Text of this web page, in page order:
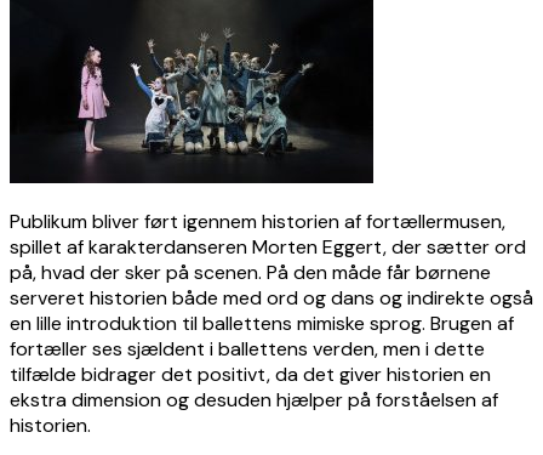
Publikum bliver ført igennem historien af fortællermusen,
spillet af karakterdanseren Morten Eggert, der sætter ord
på, hvad der sker på scenen. På den måde får børnene
serveret historien både med ord og dans og indirekte også
en lille introduktion til ballettens mimiske sprog. Brugen af
fortæller ses sjældent i ballettens verden, men i dette
tilfælde bidrager det positivt, da det giver historien en
ekstra dimension og desuden hjælper på forståelsen af
historien.